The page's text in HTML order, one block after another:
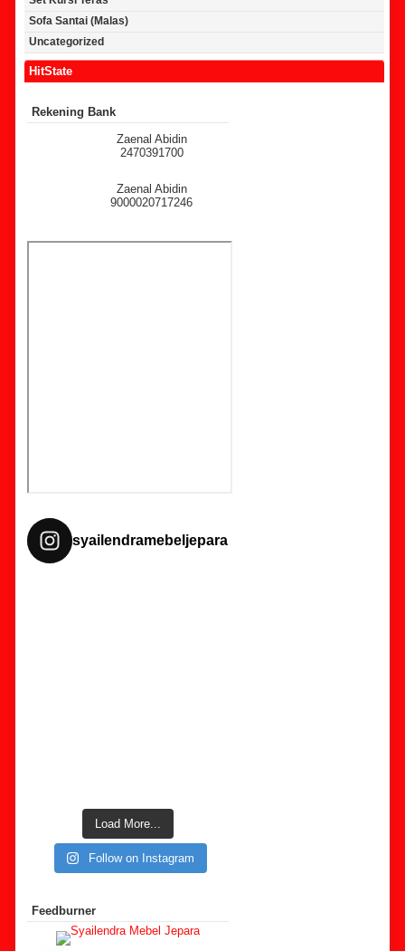
Sofa Santai (Malas)
Uncategorized
HitState
Rekening Bank
Zaenal Abidin
2470391700
Zaenal Abidin
9000020717246
syailendramebeljepara
Load More...
Follow on Instagram
Feedburner